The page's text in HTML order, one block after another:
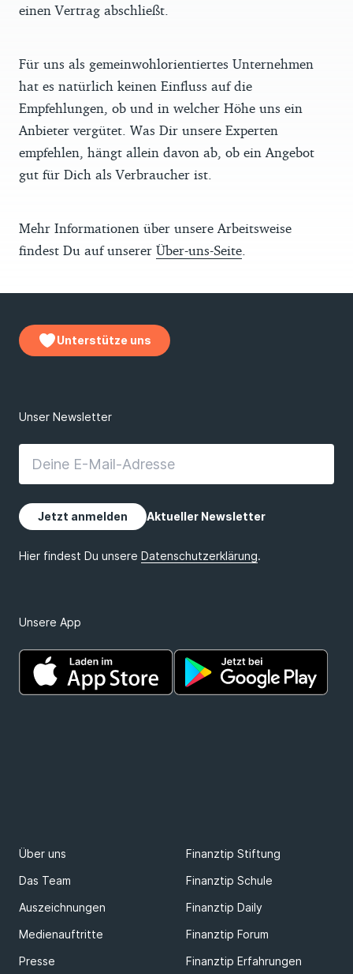
einen Vertrag abschließt.
Für uns als gemeinwohlorientiertes Unternehmen
hat es natürlich keinen Einfluss auf die
Empfehlungen, ob und in welcher Höhe uns ein
Anbieter vergütet. Was Dir unsere Experten
empfehlen, hängt allein davon ab, ob ein Angebot
gut für Dich als Verbraucher ist.
Mehr Informationen über unsere Arbeitsweise
findest Du auf unserer Über-uns-Seite
Unterstütze uns
Unsere App
Über uns
Finanztip Stiftung
Das Team
Finanztip Schule
Auszeichnungen
Finanztip Daily
Medienauftritte
Finanztip Forum
Presse
Finanztip Erfahrungen